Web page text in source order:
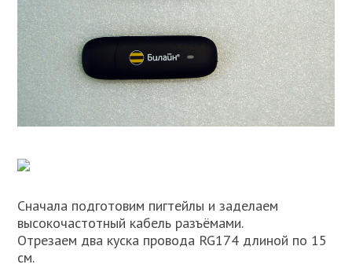
Сначала подготовим пигтейлы и заделаем
высокочастотный кабель разъёмами.
Отрезаем два куска провода RG174 длиной по 15
см.